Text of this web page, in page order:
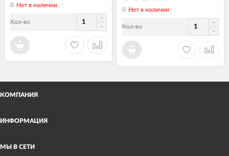
Нет в наличии
Кол-во
Нет в наличии
Кол-во
КОМПАНИЯ
ИНФОРМАЦИЯ
МЫ В СЕТИ